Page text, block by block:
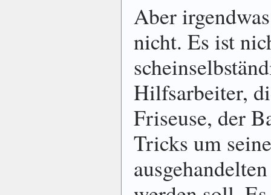
Aber
nicht. Es ist
Hilfsarbeiter,
Friseuse, der
Tricks um